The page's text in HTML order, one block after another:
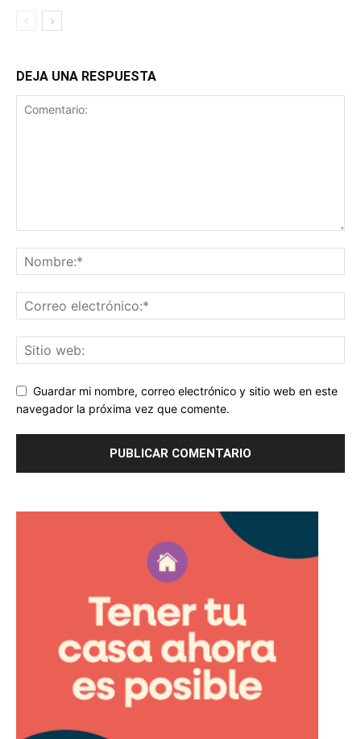
DEJA UNA RESPUESTA
Guardar mi nombre, correo electrónico y sitio web en este
navegador la próxima vez que comente.